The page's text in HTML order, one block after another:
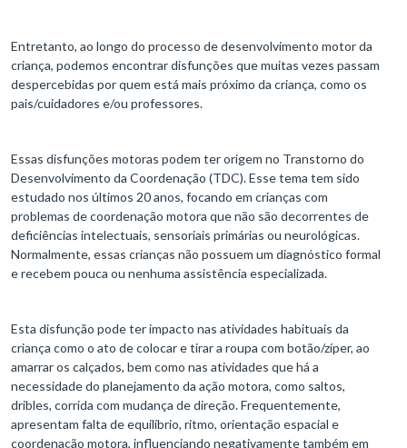
Entretanto, ao longo do processo de desenvolvimento motor da
criança, podemos encontrar disfunções que muitas vezes passam
despercebidas por quem está mais próximo da criança, como os
pais/cuidadores e/ou professores.
Essas disfunções motoras podem ter origem no Transtorno do
Desenvolvimento da Coordenação (TDC). Esse tema tem sido
estudado nos últimos 20 anos, focando em crianças com
problemas de coordenação motora que não são decorrentes de
deficiências intelectuais, sensoriais primárias ou neurológicas.
Normalmente, essas crianças não possuem um diagnóstico formal
e recebem pouca ou nenhuma assistência especializada.
Esta disfunção pode ter impacto nas atividades habituais da
criança como o ato de colocar e tirar a roupa com botão/zíper, ao
amarrar os calçados, bem como nas atividades que há a
necessidade do planejamento da ação motora, como saltos,
dribles, corrida com mudança de direção. Frequentemente,
apresentam falta de equilíbrio, ritmo, orientação espacial e
coordenação motora, influenciando negativamente também em